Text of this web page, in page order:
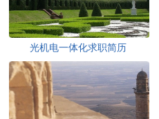
光机电一体化求职简历